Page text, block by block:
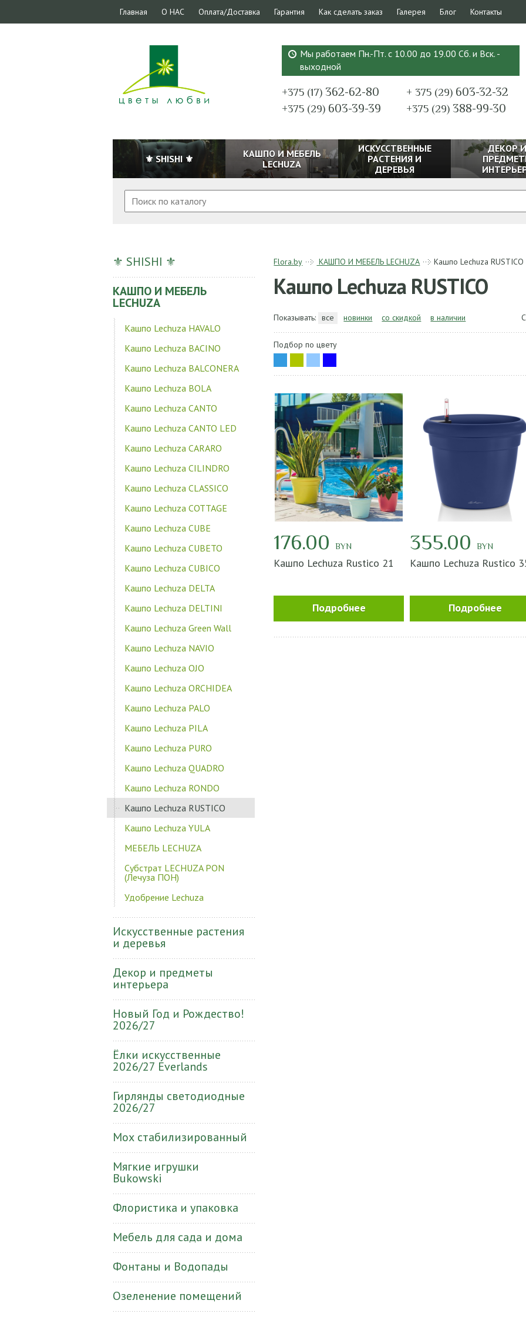
Главная О НАС Оплата/Доставка Гарантия Как сделать заказ Галерея Блог Контакты
Мы работаем Пн.-Пт. с 10.00 до 19.00 Сб. и Вск. -
выходной
+375 (17)362-62-80 + 375 (29) 603-32-32
+375 (29)603-39-39 +375 (29) 388-99-30
⚜ SHISHI ⚜
КАШПО И МЕБЕЛЬ
LECHUZA
ИСКУССТВЕННЫЕ
РАСТЕНИЯ И
ДЕРЕВЬЯ
ДЕКОР И
⚜ SHISHI ⚜
КАШПО И МЕБЕЛЬ
LECHUZA
Кашпо Lechuza HAVALO
Кашпо Lechuza BACINO
Кашпо Lechuza BALCONERA
Кашпо Lechuza BOLA
Кашпо Lechuza CANTO
Кашпо Lechuza CANTO LED
Кашпо Lechuza CARARO
Кашпо Lechuza CILINDRO
Кашпо Lechuza CLASSICO
Кашпо Lechuza COTTAGE
Кашпо Lechuza CUBE
Кашпо Lechuza CUBETO
Кашпо Lechuza CUBICO
Кашпо Lechuza DELTA
Кашпо Lechuza DELTINI
Кашпо Lechuza Green Wall
Кашпо Lechuza NAVIO
Кашпо Lechuza OJO
Кашпо Lechuza ORCHIDEA
Кашпо Lechuza PALO
Кашпо Lechuza PILA
Кашпо Lechuza PURO
Кашпо Lechuza QUADRO
Кашпо Lechuza RONDO
Кашпо Lechuza RUSTICO
Кашпо Lechuza YULA
МЕБЕЛЬ LECHUZA
Субстрат LECHUZA PON
(Лечуза ПОН)
Удобрение Lechuza
Искусственные растения
и деревья
Декор и предметы
интерьера
Новый Год и Рождество!
2026/27
Ёлки искусственные
2026/27 Everlands
Гирлянды светодиодные
2026/27
Мох стабилизированный
Мягкие игрушки
Bukowski
Флористика и упаковка
Мебель для сада и дома
Фонтаны и Водопады
Озеленение помещений
Flora.by КАШПО И МЕБЕЛЬ LECHUZA Кашпо Lechuza RUSTICO
Кашпо Lechuza RUSTICO
Показывать: все новинки со скидкой в наличии
Подбор по цвету
176.00BYN
Кашпо Lechuza Rustico 21
Подробнее
355.00BYN
Кашпо Lechuza Rustico
Подробнее